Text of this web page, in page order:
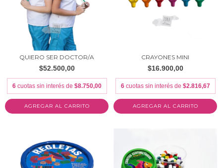
QUIERO SER DOCTOR/A
$52.500,00
6 cuotas sin interés de $8.750,00
AGREGAR AL CARRITO
CRAYONES MINI
$16.900,00
6 cuotas sin interés de $2.816,67